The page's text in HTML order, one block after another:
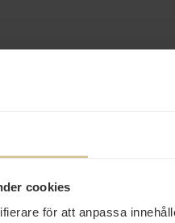
cookies
för att anpassa